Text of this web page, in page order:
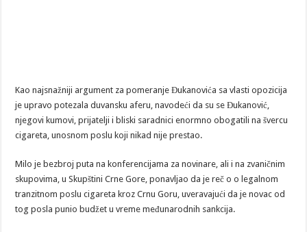
Kao najsnažniji argument za pomeranje Đukanovića sa vlasti opozicija
je upravo potezala duvansku aferu, navodeći da su se Đukanović,
njegovi kumovi, prijatelji i bliski saradnici enormno obogatili na švercu
cigareta, unosnom poslu koji nikad nije prestao.
Milo je bezbroj puta na konferencijama za novinare, ali i na zvaničnim
skupovima, u Skupštini Crne Gore, ponavljao da je reč o o legalnom
tranzitnom poslu cigareta kroz Crnu Goru, uveravajući da je novac od
tog posla punio budžet u vreme međunarodnih sankcija.